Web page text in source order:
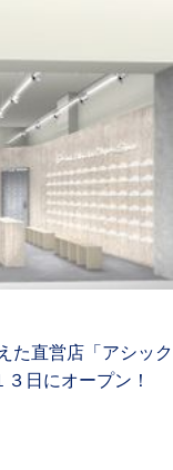
た直営店「アシック
日にオープン！